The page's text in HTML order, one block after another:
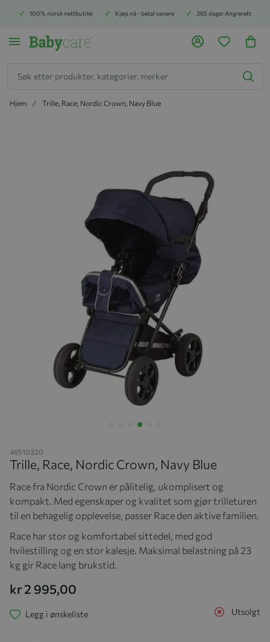
100% norsk nettbutikk Kjøp nå - betal senere 365 dager Angrerett
Hjem Trille, Race, Nordic Crown, Navy Blue
46510320
Trille, Race, Nordic Crown, Navy Blue
Race fra Nordic Crown er pålitelig, ukomplisert og
kompakt. Med egenskaper og kvalitet som gjør trilleturen
til en behagelig opplevelse, passer Race den aktive familien.
Race har stor og komfortabel sittedel, med god
hvilestilling og en stor kalesje. Maksimal belastning på 23
kg gir Race lang brukstid.
kr 2 995,00
Utsolgt
Legg i ønskeliste